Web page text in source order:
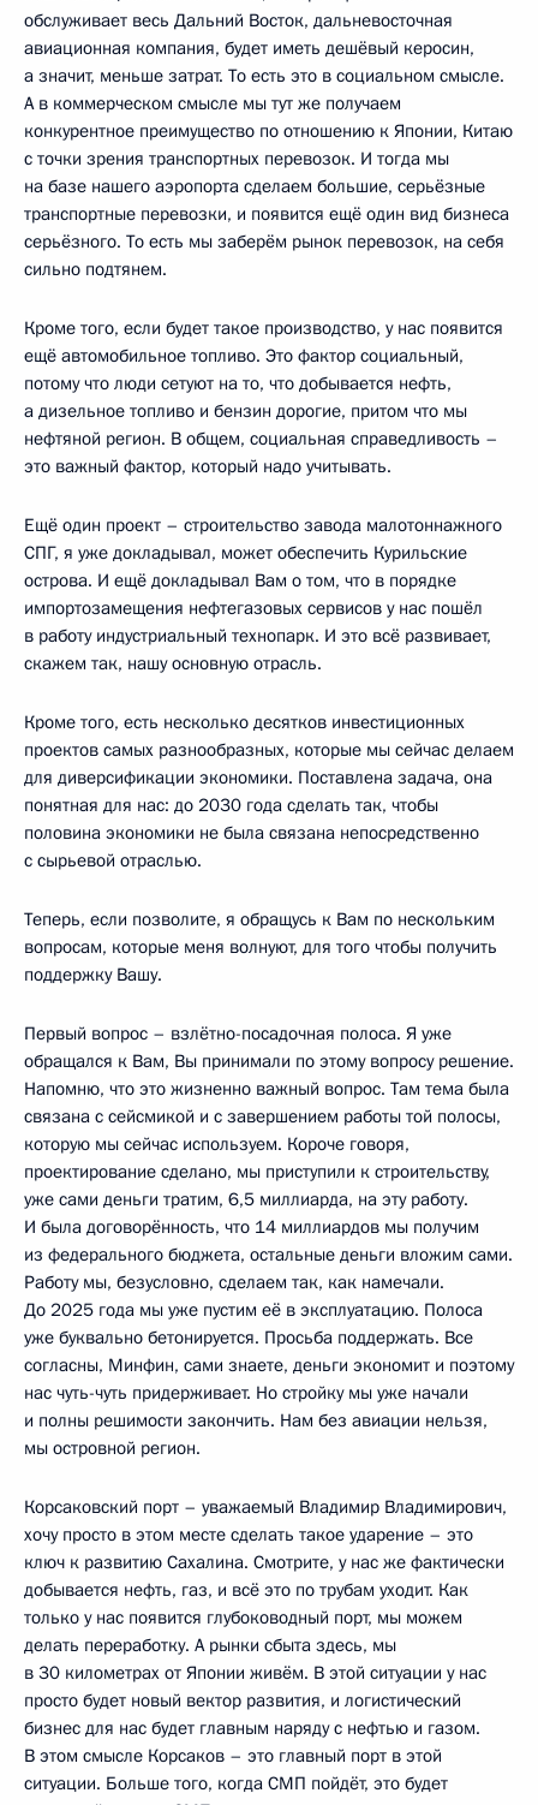
обслуживает весь Дальний Восток, дальневосточная
авиационная компания, будет иметь дешёвый керосин,
а значит, меньше затрат. То есть это в социальном смысле.
А в коммерческом смысле мы тут же получаем
конкурентное преимущество по отношению к Японии, Китаю
с точки зрения транспортных перевозок. И тогда мы
на базе нашего аэропорта сделаем большие, серьёзные
транспортные перевозки, и появится ещё один вид бизнеса
серьёзного. То есть мы заберём рынок перевозок, на себя
сильно подтянем.
Кроме того, если будет такое производство, у нас появится
ещё автомобильное топливо. Это фактор социальный,
потому что люди сетуют на то, что добывается нефть,
а дизельное топливо и бензин дорогие, притом что мы
нефтяной регион. В общем, социальная справедливость –
это важный фактор, который надо учитывать.
Ещё один проект – строительство завода малотоннажного
СПГ, я уже докладывал, может обеспечить Курильские
острова. И ещё докладывал Вам о том, что в порядке
импортозамещения нефтегазовых сервисов у нас пошёл
в работу индустриальный технопарк. И это всё развивает,
скажем так, нашу основную отрасль.
Кроме того, есть несколько десятков инвестиционных
проектов самых разнообразных, которые мы сейчас делаем
для диверсификации экономики. Поставлена задача, она
понятная для нас: до 2030 года сделать так, чтобы
половина экономики не была связана непосредственно
с сырьевой отраслью.
Теперь, если позволите, я обращусь к Вам по нескольким
вопросам, которые меня волнуют, для того чтобы получить
поддержку Вашу.
Первый вопрос – взлётно-посадочная полоса. Я уже
обращался к Вам, Вы принимали по этому вопросу решение.
Напомню, что это жизненно важный вопрос. Там тема была
связана с сейсмикой и с завершением работы той полосы,
которую мы сейчас используем. Короче говоря,
проектирование сделано, мы приступили к строительству,
уже сами деньги тратим, 6,5 миллиарда, на эту работу.
И была договорённость, что 14 миллиардов мы получим
из федерального бюджета, остальные деньги вложим сами.
Работу мы, безусловно, сделаем так, как намечали.
До 2025 года мы уже пустим её в эксплуатацию. Полоса
уже буквально бетонируется. Просьба поддержать. Все
согласны, Минфин, сами знаете, деньги экономит и поэтому
нас чуть-чуть придерживает. Но стройку мы уже начали
и полны решимости закончить. Нам без авиации нельзя,
мы островной регион.
Корсаковский порт – уважаемый Владимир Владимирович,
хочу просто в этом месте сделать такое ударение – это
ключ к развитию Сахалина. Смотрите, у нас же фактически
добывается нефть, газ, и всё это по трубам уходит. Как
только у нас появится глубоководный порт, мы можем
делать переработку. А рынки сбыта здесь, мы
в 30 километрах от Японии живём. В этой ситуации у нас
просто будет новый вектор развития, и логистический
бизнес для нас будет главным наряду с нефтью и газом.
В этом смысле Корсаков – это главный порт в этой
ситуации. Больше того, когда СМП пойдёт, это будет